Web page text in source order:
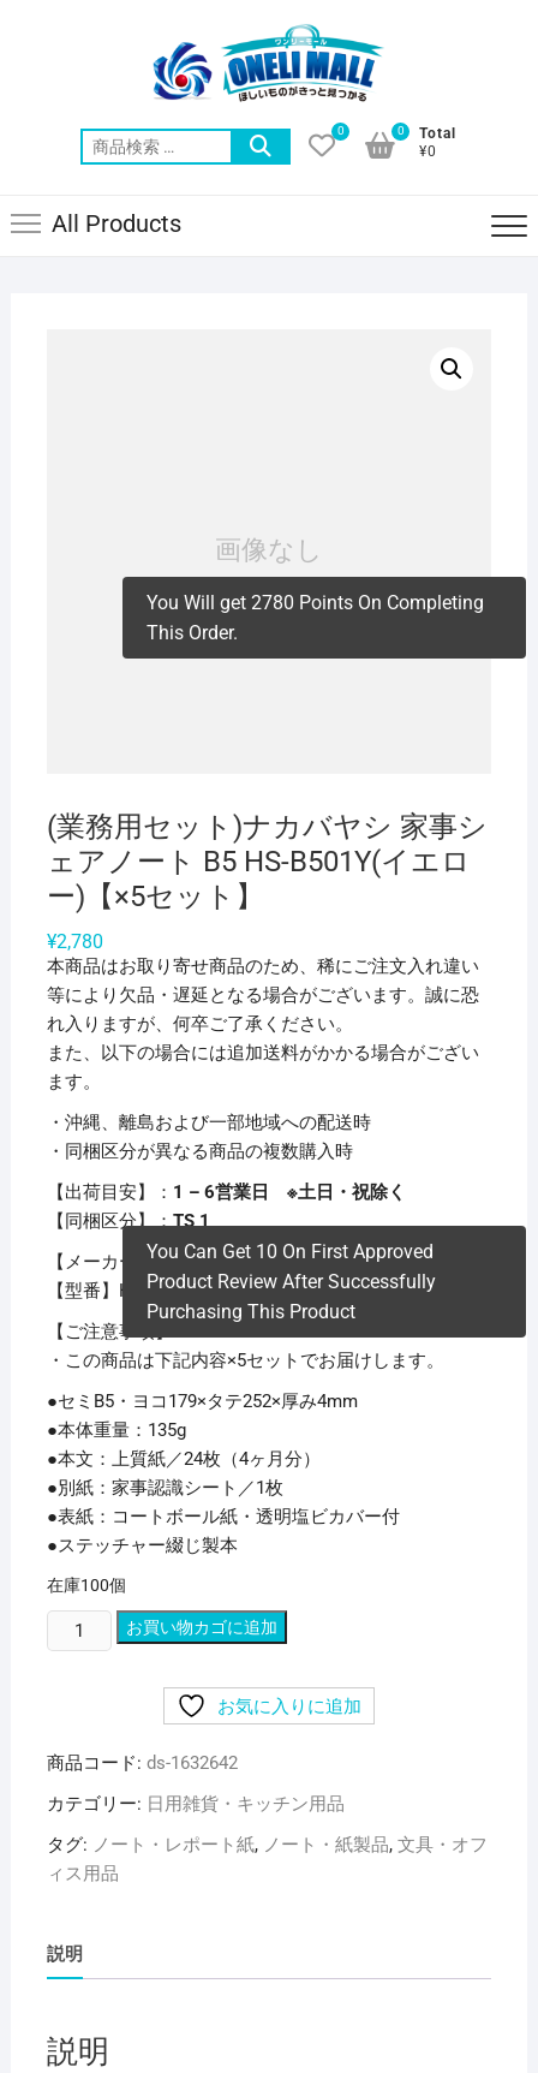
索
0
Total
¥0
0
All Products
(業務用セット)ナカバヤシ 家事シ
ェアノート B5 HS-B501Y(イエロ
ー)【×5セット】
¥2,780
本商品はお取り寄せ商品のため、稀にご注文入れ違い
等により欠品・遅延となる場合がございます。誠に恐
れ入りますが、何卒ご了承ください。
また、以下の場合には追加送料がかかる場合がござい
ます。
・沖縄、離島および一部地域への配送時
・同梱区分が異なる商品の複数購入時
【出荷目安】： 1 – 6営業日 ※土日・祝除く
【同梱区分】：TS 1
【メーカー名】ナカバヤシ（株）
【型番】HS-B501Y
【ご注意事項】
・この商品は下記内容×5セットでお届けします。
●セミB5・ヨコ179×タテ252×厚み4mm
●本体重量：135g
●本文：上質紙／24枚（4ヶ月分）
●別紙：家事認識シート／1枚
●表紙：コートボール紙・透明塩ビカバー付
●ステッチャー綴じ製本
在庫100個
You Will get 2780 Points On Completing
This Order.
You Can Get 10 On First Approved
Product Review After Successfully
Purchasing This Product
務
ト)
ナ
バ
ヤ
家
事
ア
お買い物カゴに追加
お気に入りに追加
商品コード: ds-1632642
カテゴリー: 日用雑貨・キッチン用品
タグ: ノート・レポート紙, ノート・紙製品, 文具・オフ
ィス用品
説明
説明